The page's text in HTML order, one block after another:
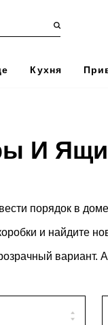
Кухня
И
порядок в
и найдите